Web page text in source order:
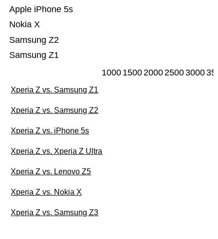
Samsung Z1
Samsung Z2
Nokia X
Apple iPhone 5s
1000 1500200025003000
Xperia Z vs. Samsung Z1
Xperia Z vs. Samsung Z2
Xperia Z vs. iPhone 5s
Xperia Z vs. Xperia Z Ultra
Xperia Z vs. Lenovo Z5
Xperia Z vs. Nokia X
Xperia Z vs. Samsung Z3